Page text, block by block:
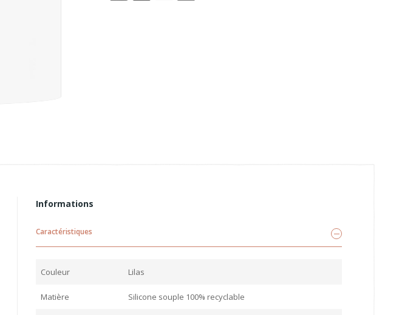
Informations
Caractéristiques
Couleur Lilas
Matière Silicone souple 100% recyclable